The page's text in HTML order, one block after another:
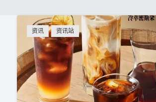
资讯 资讯站